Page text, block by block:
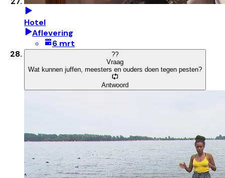
Hotel
Aflevering
6 mrt
??
Vraag
Wat kunnen juffen, meesters en ouders doen tegen pesten?
Antwoord